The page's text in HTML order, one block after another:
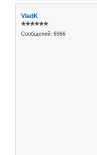
VladK
✯✯✯✯✯✯
Сообщений: 6966